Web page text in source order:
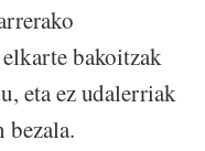
bakoitzak
eta ez udalerriak
bezala.